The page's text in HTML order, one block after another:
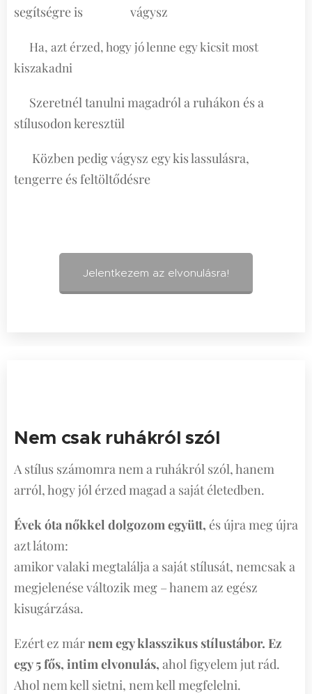
segítségre is vágysz
Ha, azt érzed, hogy jó lenne egy kicsit most
kiszakadni
Szeretnél tanulni magadról a ruhákon és a
stílusodon keresztül
Közben pedig vágysz egy kis lassulásra,
tengerre és feltöltődésre
Jelentkezem az elvonulásra!
Nem csak ruhákról szól
A stílus számomra nem a ruhákról szól, hanem
arról, hogy jól érzed magad a saját életedben.
Évek óta nőkkel dolgozom együtt, és újra meg újra
azt látom:
amikor valaki megtalálja a saját stílusát, nemcsak a
megjelenése változik meg – hanem az egész
kisugárzása.
Ezért ez márnem egy klasszikus stílustábor. Ez
egy 5 fős, intim elvonulás, ahol figyelem jut rád.
Ahol nem kell sietni, nem kell megfelelni.